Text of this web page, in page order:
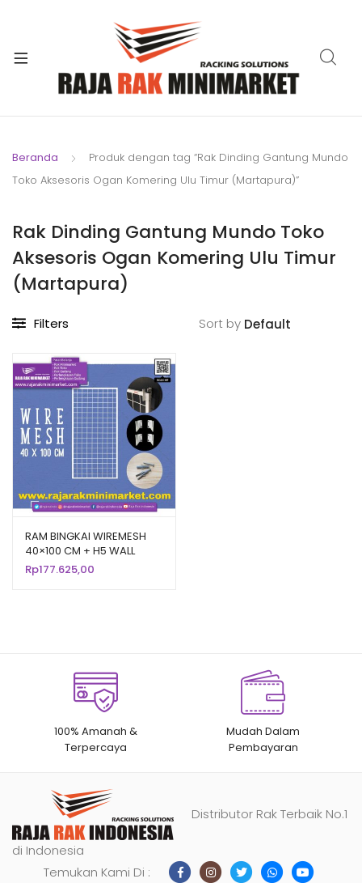
Beranda
Produk dengan tag “Rak Dinding Gantung Mundo
Toko Aksesoris Ogan Komering Ulu Timur (Martapura)”
Rak Dinding Gantung Mundo Toko
Aksesoris Ogan Komering Ulu Timur
(Martapura)
Filters Sort by
RAM BINGKAI WIREMESH
40×100 CM + H5 WALL
PUTIH | Rak Dinding
Gantung Mundo Toko
Rp177.625,00
100% Amanah &
Terpercaya
Mudah Dalam
Pembayaran
Distributor Rak Terbaik No.1
di Indonesia
Temukan Kami Di :